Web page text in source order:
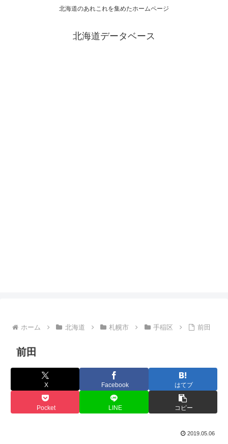
北海道のあれこれを集めたホームページ
北海道データベース
ホーム 北海道 札幌市 手稲区 前田
前田
X Facebook はてブ
Pocket LINE コピー
2019.05.06